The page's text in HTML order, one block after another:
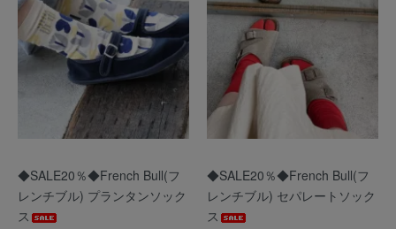
◆SALE20％◆French Bull(フ
レンチブル) プランタンソック
ス
◆SALE20％◆French Bull(フ
レンチブル) セパレートソック
ス